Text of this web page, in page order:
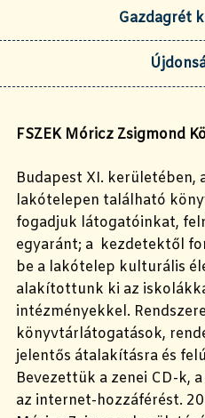
Gazdagrét
FSZEK Móricz Zsigmond
Budapest XI. kerületében,
lakótelepen található
fogadjuk látogatóinkat,
egyaránt; a kezdetektől
be a lakótelep kulturális
alakítottunk ki az
intézményekkel.
könyvtárlátogatások,
jelentős átalakításra és
Bevezettük a zenei CD-k,
az internet-hozzáférést.